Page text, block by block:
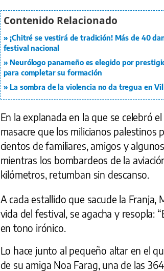
¡Chitré se vestirá de tradición! Más de 40
festival nacional
Neurólogo panameño es elegido por
para completar su formación
La sombra de la violencia no da tregua en
En la explanada en la que se celebró
masacre que los milicianos palestinos
cientos de familiares, amigos y
mientras los bombardeos de la
kilómetros, retumban sin descanso.
A cada estallido que sacude la Franja,
vida del festival, se agacha y resopla:
en tono irónico.
Lo hace junto al pequeño altar en el
de su amiga Noa Farag, una de las